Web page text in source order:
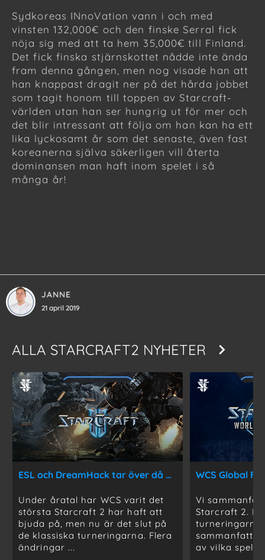
Sydkoreas INnoVation vann i och med
vinsten 132,000€ och den finske Serral fick
nöja sig med att ta hem 35,000€ till Finland.
Det fick finska stjärnskottet nådde inte ända
fram denna gången, men nog visade han att
han knappast dragit ner på det hårda jobbet
som tagit honom till toppen av Starcraft-
världen utan han ser hungrig ut för mer och
det blir intressant att följa om han kan ha ett
lika lyckosamt år som det senaste, även fast
koreanerna själva säkerligen vill återta
dominansen man haft inom spelet i så
många år!
JANNE
21 april 2019
ALLA STARCRAFT2 NYHETER
ESL och DreamHack tar över då WCS tackar för sig!
Under åratal har WCS varit det
största Starcraft 2 har haft att
bjuda på, men nu är det slut på
de klassiska turneringarna. Flera
ändringar ...
Vi
Starcraft 2.
turneringarna
av vilka